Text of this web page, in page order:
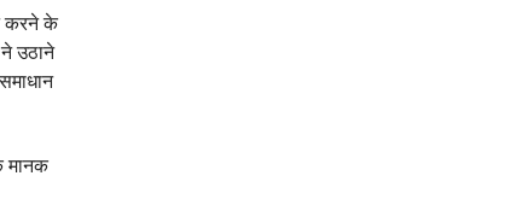
करने के
उठाने
मानक